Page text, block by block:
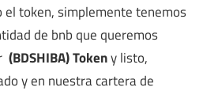
el token, simplemente tenemos
de bnb que queremos
(BDSHIBA) Tokeny listo,
y en nuestra cartera de